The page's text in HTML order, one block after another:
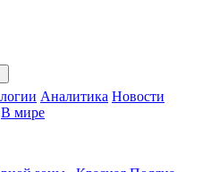
Аналитика Новости
В мире